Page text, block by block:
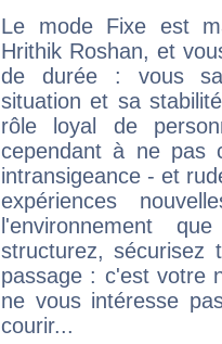
Le mode Fixe est
Hrithik Roshan, et
de durée : vous
situation et sa
rôle loyal de
cependant à ne pas
intransigeance - et
expériences
l'environnement
structurez, sécurisez
passage : c'est votre
ne vous intéresse
courir...